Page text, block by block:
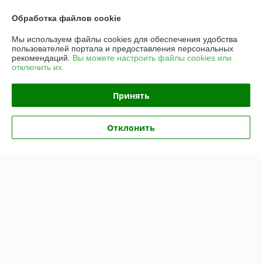
Доставка и оплата
График работы
Полная версия сайта
Политика обработки cookies
Сайт создан на платформе Deal.by
Обработка файлов cookie
Мы используем файлы cookies для обеспечения удобства
пользователей портала и предоставления персональных
рекомендаций. Вы можете настроить файлы cookies или
отключить их.
Принять
Отклонить